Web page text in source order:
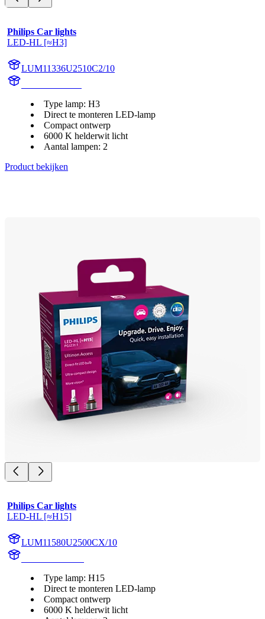
Philips Car lights
LED-HL [≈H3]
LUM11336U2510C2/10
Type lamp: H3
Direct te monteren LED-lamp
Compact ontwerp
6000 K helderwit licht
Aantal lampen: 2
Product bekijken
Philips Car lights
LED-HL [≈H15]
LUM11580U2500CX/10
Type lamp: H15
Direct te monteren LED-lamp
Compact ontwerp
6000 K helderwit licht